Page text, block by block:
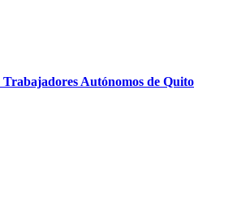
Autónomos de Quito